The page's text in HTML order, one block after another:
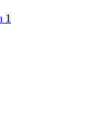
1